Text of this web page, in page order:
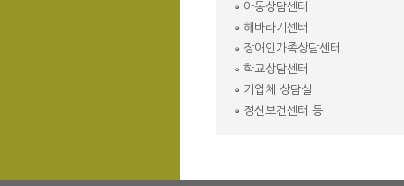
아동상담센터
해바라기센터
장애인가족상담센터
학교상담센터
기업체 상담실
정신보건센터 등